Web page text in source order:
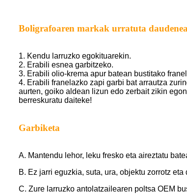
Boligrafoaren markak urratuta
1. Kendu larruzko egokituarekin.
2. Erabili esnea garbitzeko.
3. Erabili olio-krema apur batean bustitako
4. Erabili franelazko zapi garbi bat arrautza
aurten, goiko aldean lizun edo zerbait zikin
berreskuratu daiteke!
Garbiketa
A. Mantendu lehor, leku fresko eta aireztatu
B. Ez jarri eguzkia, suta, ura, objektu zorrotz
C. Zure larruzko antolatzailearen poltsa OEM